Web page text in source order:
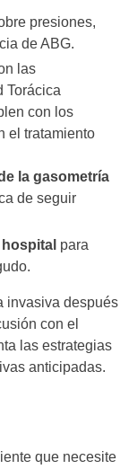
presiones,
de ABG.
las
Torácica
con los
el tratamiento
la gasometría
de seguir
para
invasiva después
con el
las estrategias
anticipadas.
que necesite